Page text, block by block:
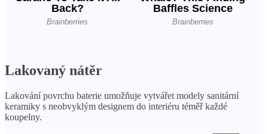
Lakovaný nátěr
Lakování povrchu baterie umožňuje vytvářet modely sanitární
keramiky s neobvyklým designem do interiéru téměř každé
koupelny.